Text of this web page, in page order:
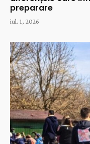
preparare
iul. 1, 2026